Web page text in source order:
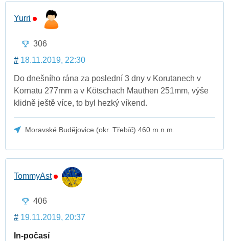
Yurri
306
# 18.11.2019, 22:30
Do dnešního rána za poslední 3 dny v Korutanech v
Kornatu 277mm a v Kötschach Mauthen 251mm, výše
klidně ještě více, to byl hezký víkend.
Moravské Budějovice (okr. Třebíč) 460 m.n.m.
TommyAst
406
# 19.11.2019, 20:37
In-počasí